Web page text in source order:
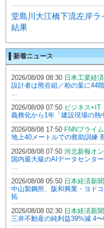
堂島川大江橋下流左岸
結果
▌新着ニュース
2026/08/09 08:30 日本工業経
設計者は熊谷組／柏の葉に44
...
2026/08/09 07:50 ビジネス+IT
義務化から1年「建設現場の熱
2026/08/08 17:50 FNNプライ
地上40メートルでの救助訓練
2026/08/08 07:50 河北新報オ
国内最大級のAIデータセンタ
...
2026/08/08 05:50 日本経済新聞
中山製鋼所、阪和興業・ヨド
拓
2026/08/08 02:30 日本経済新聞
三井不動産の純利益39%減 4